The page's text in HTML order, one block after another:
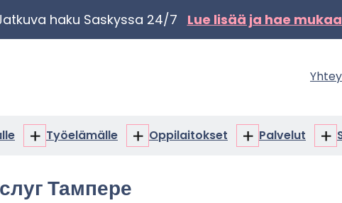
haku Sas­kys­sa 24/7 Lue lisää ja hae
Opiskelijalle
Työ­elä­mäl­le
Työelämälle
Op­pi­lai­tok­set
Oppilaitokset
Pal­ve­lut
Тампере